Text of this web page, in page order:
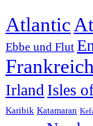
Atlantic
Ebbe und Flut
Frankreich
Irland Isles
Karibik Katamaran